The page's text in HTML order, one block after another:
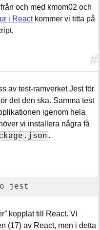
och med kmom02 och
i Reactkommer vi titta på
#
av test-ramverket Jest för
det den ska. Samma test
igenom hela
vi installera några få
.
jest
kopplat till React. Vi
(17) av React, men i detta